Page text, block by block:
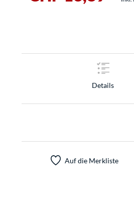
Details
Auf die Merkliste